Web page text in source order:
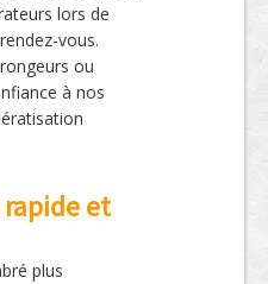
lors de
vous.
ou
à nos
et
plus